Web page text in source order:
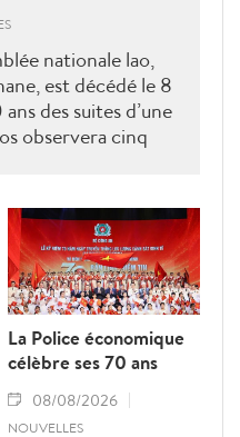
nationale lao,
est décédé le 8
des suites d’une
observera cinq
lao.
La Police économique
célèbre ses 70 ans
08/08/2026
NOUVELLES